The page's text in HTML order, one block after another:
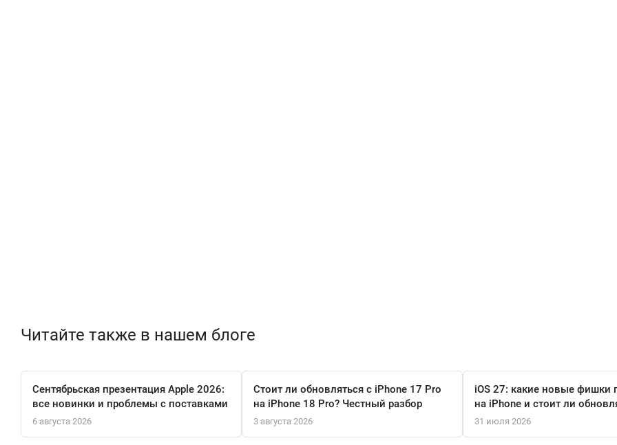
Читайте также в нашем блоге
Сентябрьская презентация Apple 2026:
все новинки и проблемы с поставками
6 августа 2026
Стоит ли обновляться с iPhone 17 Pro
на iPhone 18 Pro? Честный разбор
3 августа 2026
iOS 27: какие новые фишки
на iPhone и стоит ли
31 июля 2026